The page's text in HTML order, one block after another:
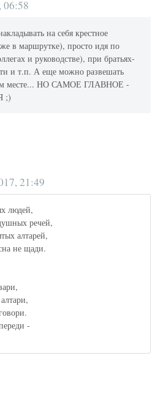
06:58
на себя крестное
в маршрутке), просто идя по
и руководстве), при братьях-
и т.п. А еще можно развешать
месте... НО САМОЕ ГЛАВНОЕ -
;)
21:49
людей,
речей,
алтарей,
не щади.
-